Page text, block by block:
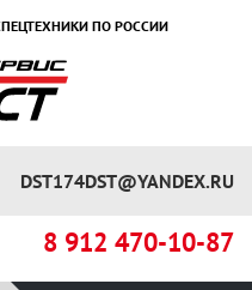
ПО РОССИИ
DST174DST@YANDEX.RU
8 912 470-10-87